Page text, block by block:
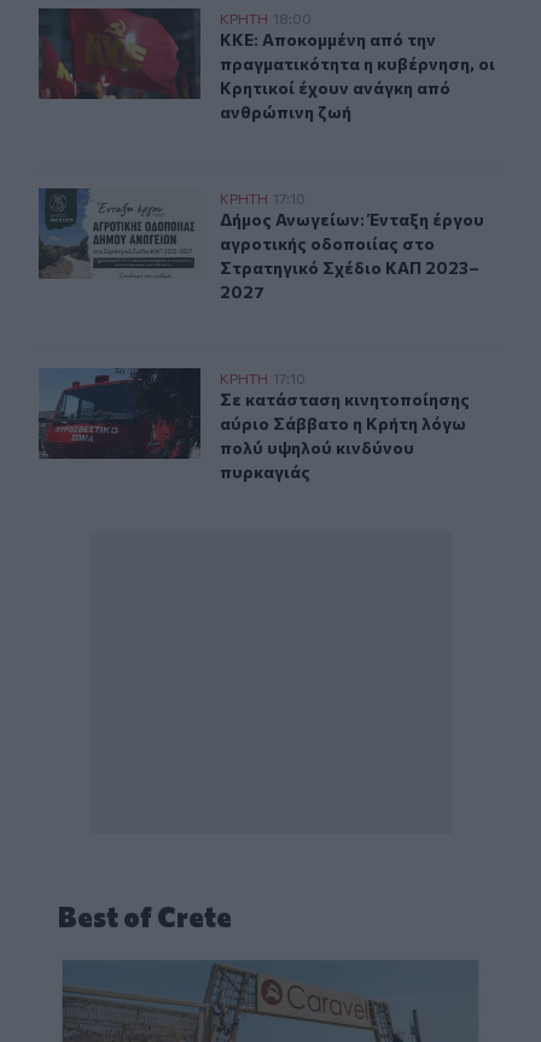
ΚΚΕ: Αποκομμένη από την πραγματικότητα η
ΚΡΗΤΗ 18:00
ΚΚΕ: Αποκομμένη από την
ΚΚΕ: Αποκομμένη από την
πραγματικότητα η κυβέρνηση, οι
Κρητικοί έχουν ανάγκη από
ανθρώπινη ζωή
Δήμος Ανωγείων: Ένταξη έργου αγροτικής οδοποιίας
ΚΡΗΤΗ 17:10
Δήμος Ανωγείων: Ένταξη έργου
Δήμος Ανωγείων: Ένταξη έργου
αγροτικής οδοποιίας στο
Στρατηγικό Σχέδιο ΚΑΠ 2023–
2027
Σε κατάσταση κινητοποίησης αύριο Σάββατο η Κρήτη
ΚΡΗΤΗ 17:10
Σε κατάσταση κινητοποίησης
Σε κατάσταση κινητοποίησης
αύριο Σάββατο η Κρήτη λόγω
πολύ υψηλού κινδύνου
πυρκαγιάς
Best of Crete